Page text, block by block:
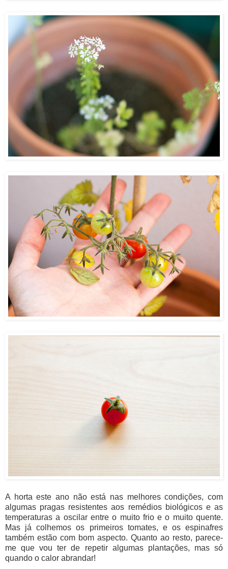
A horta este ano não está nas melhores condições, com
algumas pragas resistentes aos remédios biológicos e as
temperaturas a oscilar entre o muito frio e o muito quente.
Mas já colhemos os primeiros tomates, e os espinafres
também estão com bom aspecto. Quanto ao resto, parece-
me que vou ter de repetir algumas plantações, mas só
quando o calor abrandar!